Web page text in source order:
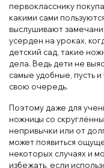
первокласснику
какими сами
выслушивают
усерден на уроках,
детский сад, такие
дела. Ведь дети не
самые удобные, пусть
свою очередь.
Поэтому даже для
ножницы со
непривычки или от
может появиться
некоторых случаях и
избежать, если